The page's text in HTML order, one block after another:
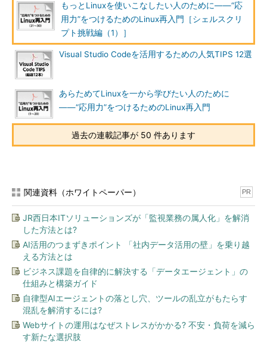
もっとLinuxを使いこなしたい人のために――“応
用力”をつけるためのLinux再入門［シェルスクリ
プト挑戦編（1）］
Visual Studio Codeを活用するための人気TIPS 12選
あらためてLinuxを一から学びたい人のために
――“応用力”をつけるためのLinux再入門
過去の連載記事が 50 件あります
関連資料（ホワイトペーパー） PR
JR西日本ITソリューションズが「監視業務の属人化」を解消
した方法とは?
AI活用のつまずきポイント 「社内データ活用の壁」を乗り越
える方法とは
ビジネス課題を自律的に解決する「データエージェント」の
仕組みと構築ガイド
自律型AIエージェントの落とし穴、ツールの乱立がもたらす
混乱を解消するには?
Webサイトの運用はなぜストレスがかかる? 不安・負荷を減ら
す新たな選択肢